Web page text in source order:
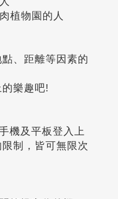
植物園的人
、距離等因素的
樂趣吧!
機及平板登入上
制，皆可無限次